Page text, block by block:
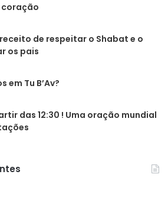
de respeitar o Shabat e o
os pais
em Tu B’Av?
das 12:30 ! Uma oração mundial